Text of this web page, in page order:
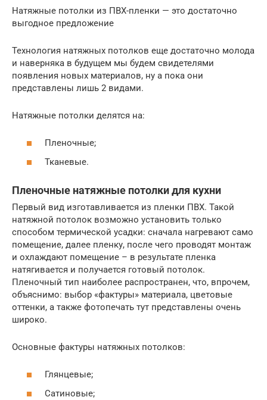
Натяжные потолки из ПВХ-пленки — это достаточно
выгодное предложение
Технология натяжных потолков еще достаточно молода
и наверняка в будущем мы будем свидетелями
появления новых материалов, ну а пока они
представлены лишь 2 видами.
Натяжные потолки делятся на:
Пленочные;
Тканевые.
Пленочные натяжные потолки для кухни
Первый вид изготавливается из пленки ПВХ. Такой
натяжной потолок возможно установить только
способом термической усадки: сначала нагревают само
помещение, далее пленку, после чего проводят монтаж
и охлаждают помещение – в результате пленка
натягивается и получается готовый потолок.
Пленочный тип наиболее распространен, что, впрочем,
объяснимо: выбор «фактуры» материала, цветовые
оттенки, а также фотопечать тут представлены очень
широко.
Основные фактуры натяжных потолков:
Глянцевые;
Сатиновые;